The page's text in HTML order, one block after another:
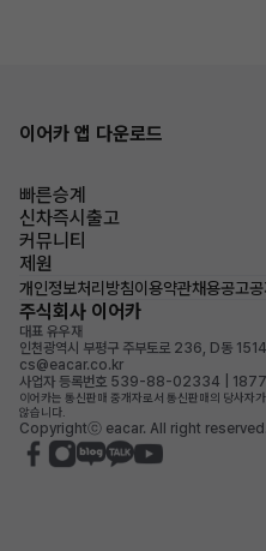
이어카 앱 다운로드
빠른승계
신차즉시출고
커뮤니티
제원
개인정보처리방침이용약관채용공고
주식회사 이어카
대표 유우재
인천광역시 부평구 주부토로 236, D동
cs@eacar.co.kr
사업자 등록번호 539-88-02334 |
이어카는 통신판매 중개자로서 통신판매의 당사자
않습니다.
Copyrightⓒ eacar. All right reserved.